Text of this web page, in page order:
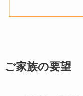
ご家族の要望